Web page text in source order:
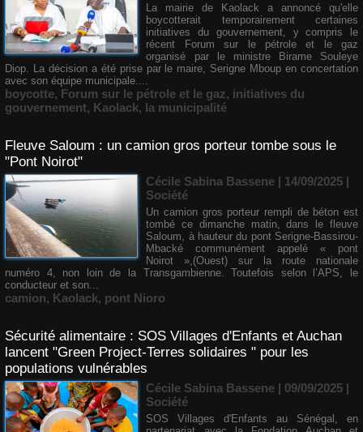
La mairie de Kaolack a annoncé qu'elle
boycotterait temporairement certaines
initiatives du gouvernement, y compris le
récent Forum sur le pétrole et le gaz
organisé par le ministre Birame Souleye
Diop. La décision a été prise par le maire, Serigne Mboup en concertation
avec son équipe municipale....
boycotte, Forum sur le pétrole et le gaz, initiatives du
gouvernement, Kaolack, la municipalité
Fleuve Saloum : un camion gros porteur tombe sous le
"Pont Noirot"
Cécile Sabina Bassene | 14/09/2025 |
Société
Un camion gros porteur rempli de béton est
tombé ce dimanche matin, dans le fleuve
Saloum, à hauteur du pont Serigne-Bassirou-
Mbacké communément appelé « pont
Noirot »,(Ouest) sur la route nationale
numéro 4, non loin de la Transgambienne. Toutefois selon l’APS, le
conducteur et son...
camion, Kaolack, pont Nioro
Sécurité alimentaire : SOS Villages d'Enfants et Auchan
lancent "Green Project-Terres solidaires " pour les
populations vulnérables
Cécile Sabina Bassene | 09/09/2025 |
Société
SOS Villages d'Enfants au Sénégal, en